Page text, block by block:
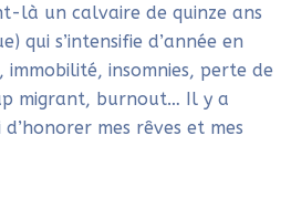
là un calvaire de quinze ans
qui s’intensifie d’année en
immobilité, insomnies, perte de
migrant, burnout… Il y a
mes rêves et mes